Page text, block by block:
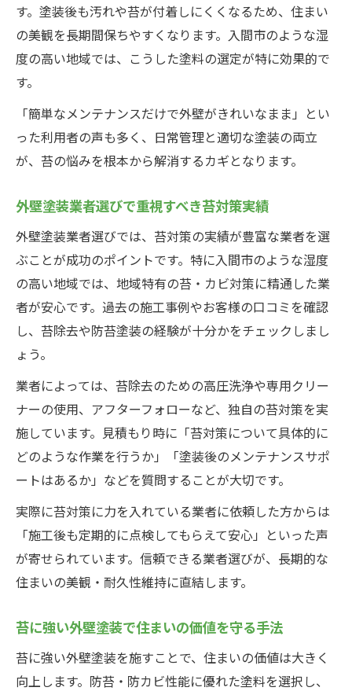
す。塗装後も汚れや苔が付着しにくくなるため、住まい
の美観を長期間保ちやすくなります。入間市のような湿
度の高い地域では、こうした塗料の選定が特に効果的で
す。
「簡単なメンテナンスだけで外壁がきれいなまま」とい
った利用者の声も多く、日常管理と適切な塗装の両立
が、苔の悩みを根本から解消するカギとなります。
外壁塗装業者選びで重視すべき苔対策実績
外壁塗装業者選びでは、苔対策の実績が豊富な業者を選
ぶことが成功のポイントです。特に入間市のような湿度
の高い地域では、地域特有の苔・カビ対策に精通した業
者が安心です。過去の施工事例やお客様の口コミを確認
し、苔除去や防苔塗装の経験が十分かをチェックしまし
ょう。
業者によっては、苔除去のための高圧洗浄や専用クリー
ナーの使用、アフターフォローなど、独自の苔対策を実
施しています。見積もり時に「苔対策について具体的に
どのような作業を行うか」「塗装後のメンテナンスサポ
ートはあるか」などを質問することが大切です。
実際に苔対策に力を入れている業者に依頼した方からは
「施工後も定期的に点検してもらえて安心」といった声
が寄せられています。信頼できる業者選びが、長期的な
住まいの美観・耐久性維持に直結します。
苔に強い外壁塗装で住まいの価値を守る手法
苔に強い外壁塗装を施すことで、住まいの価値は大きく
向上します。防苔・防カビ性能に優れた塗料を選択し、